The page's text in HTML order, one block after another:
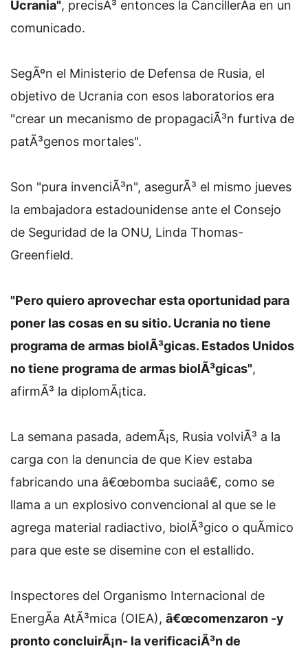
Ucrania", precisÃ³ entonces la CancillerÃ­a en un
comunicado.
SegÃºn el Ministerio de Defensa de Rusia, el
objetivo de Ucrania con esos laboratorios era
"crear un mecanismo de propagaciÃ³n furtiva de
patÃ³genos mortales".
Son "pura invenciÃ³n", asegurÃ³ el mismo jueves
la embajadora estadounidense ante el Consejo
de Seguridad de la ONU, Linda Thomas-
Greenfield.
"Pero quiero aprovechar esta oportunidad para
poner las cosas en su sitio. Ucrania no tiene
programa de armas biolÃ³gicas. Estados Unidos
no tiene programa de armas biolÃ³gicas",
afirmÃ³ la diplomÃ¡tica.
La semana pasada, ademÃ¡s, Rusia volviÃ³ a la
carga con la denuncia de que Kiev estaba
fabricando una â€œbomba suciaâ€, como se
llama a un explosivo convencional al que se le
agrega material radiactivo, biolÃ³gico o quÃ­mico
para que este se disemine con el estallido.
Inspectores del Organismo Internacional de
EnergÃ­a AtÃ³mica (OIEA), â€œcomenzaron -y
pronto concluirÃ¡n- la verificaciÃ³n de